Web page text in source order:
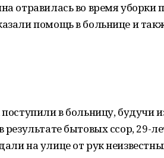
отравилась во время уборки
помощь в больнице и
в больницу, будучи
результате бытовых ссор, 29-
на улице от рук